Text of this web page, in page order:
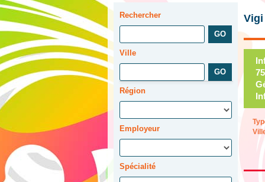
Rechercher
Ville
Région
Employeur
Spécialité
Vigi